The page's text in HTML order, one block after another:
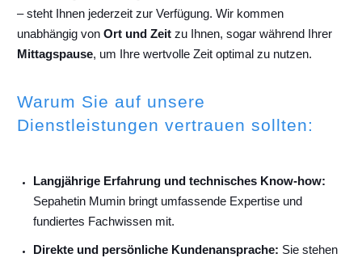
– steht Ihnen jederzeit zur Verfügung. Wir kommen
unabhängig von Ort und Zeit zu Ihnen, sogar während Ihrer
Mittagspause, um Ihre wertvolle Zeit optimal zu nutzen.
Warum Sie auf unsere
Dienstleistungen vertrauen sollten:
Langjährige Erfahrung und technisches Know-how:
Sepahetin Mumin bringt umfassende Expertise und
fundiertes Fachwissen mit.
Direkte und persönliche Kundenansprache: Sie stehen